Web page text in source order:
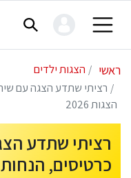
ראשי
הצגות ילדים
רציתי שתדע הצגה עם
הצגות 2026
רציתי שתדע
כרטיסים, הנחות